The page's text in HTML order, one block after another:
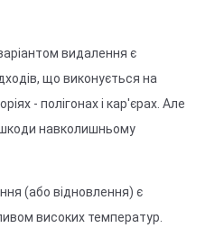
видалення є
що виконується на
- полігонах і кар'єрах. Але
шкоди навколишньому
(або відновлення) є
високих температур.